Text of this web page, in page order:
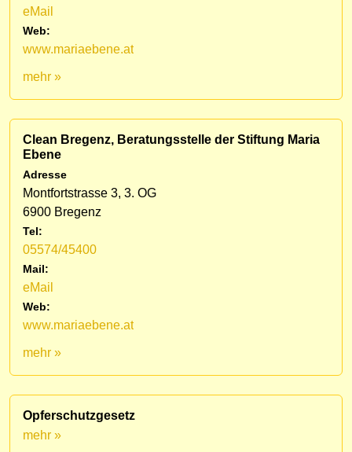
eMail
Web:
www.mariaebene.at
mehr »
Clean Bregenz, Beratungsstelle der Stiftung Maria
Ebene
Adresse
Montfortstrasse 3, 3. OG
6900 Bregenz
Tel:
05574/45400
Mail:
eMail
Web:
www.mariaebene.at
mehr »
Opferschutzgesetz
mehr »